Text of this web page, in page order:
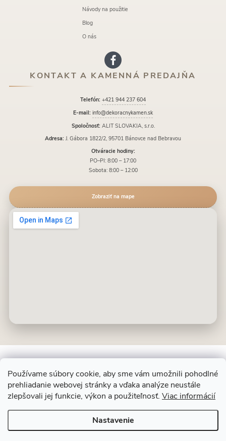
Používame súbory cookie, aby sme vám umožnili pohodlné
prehliadanie webovej stránky a vďaka analýze neustále
zlepšovali jej funkcie, výkon a použiteľnosť. Viac informácií
Nastavenie
Návody na použitie
Blog
O nás
KONTAKT A KAMENNÁ PREDAJŇA
Telefón: +421 944 237 604
E-mail: info@dekoracnykamen.sk
Spoločnosť: ALIT SLOVAKIA, s.r.o.
Adresa: J. Gábora 1822/2, 95701 Bánovce nad Bebravou
Otváracie hodiny:
PO–PI: 8:00 – 17:00
Sobota: 8:00 – 12:00
Zobraziť na mape
ALIT SLOVAKIA
Copyright 2026Dekoračný kameň. Všetky práva vyhradené.Upraviť